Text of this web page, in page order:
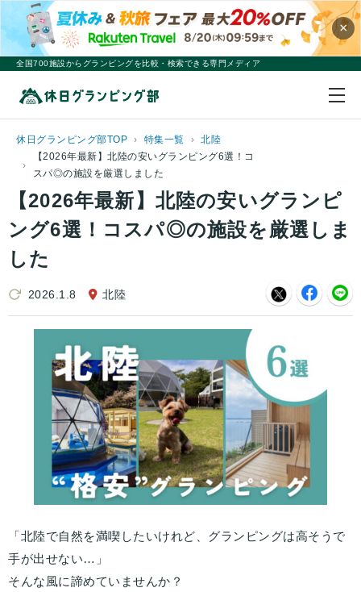
×
全国700施設からグランピングを比較・検索できる専門メディア
休日グランピング部TOP 特集一覧
北陸
【2026年最新】北陸の安いグランピング6選！コ
スパ◎の施設を厳選しました
【2026年最新】北陸の安いグランピ
ング6選！コスパ◎の施設を厳選しま
した
2026.1.8 北陸
「北陸で自然を満喫したいけれど、グランピングは高そうで
手が出せない…」
そんな風に諦めていませんか？